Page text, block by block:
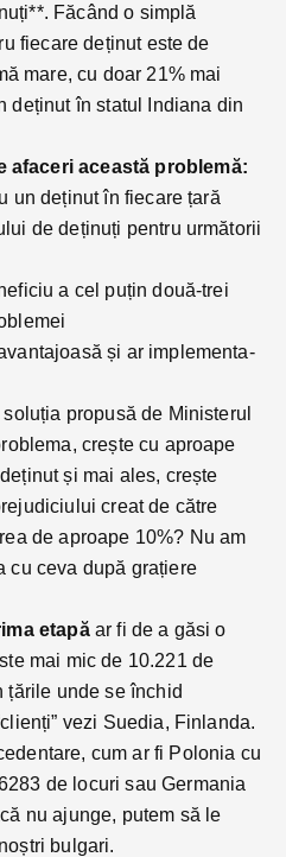
Făcând o simplă
fiecare deținut este de
mare, cu doar 21% mai
deținut în statul Indiana din
afaceri această problemă:
un deținut în fiecare țară
de deținuți pentru următorii
a cel puțin două-trei
și ar implementa-
propusă de Ministerul
crește cu aproape
și mai ales, crește
creat de către
de aproape 10%? Nu am
cu ceva după grațiere
etapăar fi de a găsi o
mai mic de 10.221 de
țările unde se închid
vezi Suedia, Finlanda.
cum ar fi Polonia cu
de locuri sau Germania
nu ajunge, putem să le
bulgari.